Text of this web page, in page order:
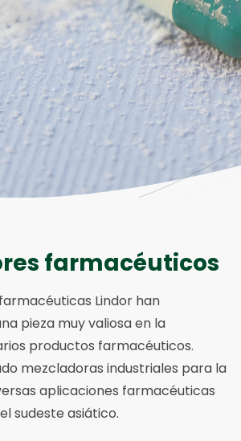
farmacéuticos
Lindor han
pieza muy valiosa en la
productos farmacéuticos.
mezcladoras industriales para la
aplicaciones farmacéuticas
sudeste asiático.